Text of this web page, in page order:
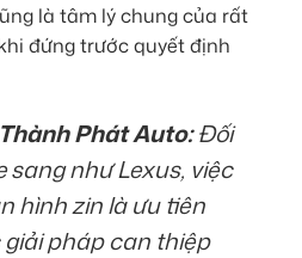
là tâm lý chung của rất
đứng trước quyết định
Phát Auto:Đối
sang như Lexus, việc
hình zin là ưu tiên
pháp can thiệp